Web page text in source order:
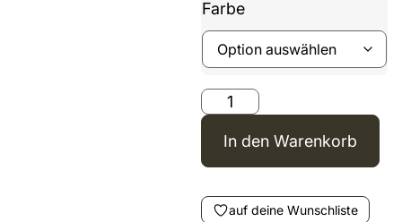
Farbe
In den Warenkorb
auf deine Wunschliste